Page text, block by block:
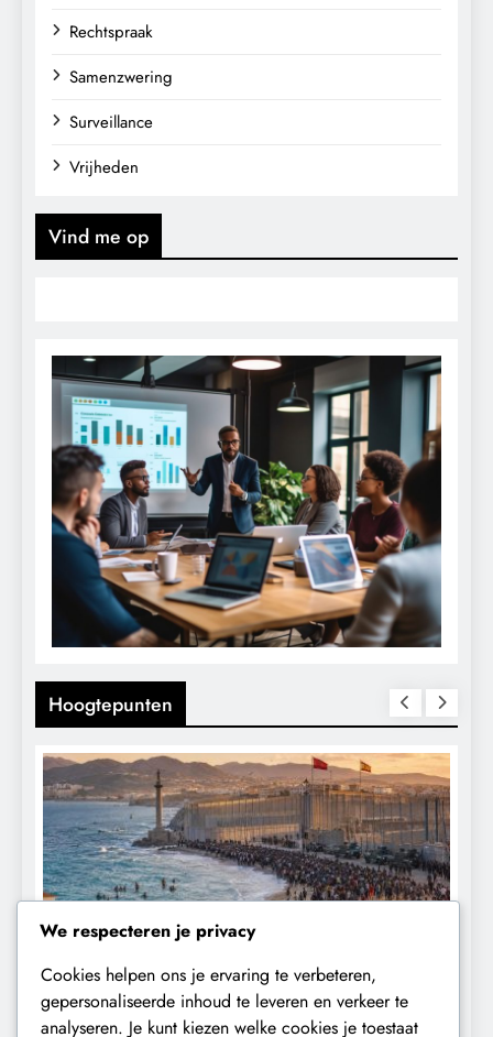
Rechtspraak
Samenzwering
Surveillance
Vrijheden
Vind me op
Hoogtepunten
CONTROLE GEOPOLITIEK
We respecteren je privacy
Cookies helpen ons je ervaring te verbeteren,
gepersonaliseerde inhoud te leveren en verkeer te
analyseren. Je kunt kiezen welke cookies je toestaat